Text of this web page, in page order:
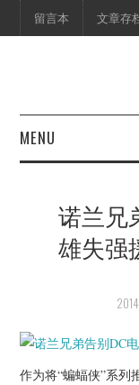
留言本 文章存
MENU
映像快讯
脱口秀
诺兰兄
雄失强
作为将“蝙蝠侠”系列